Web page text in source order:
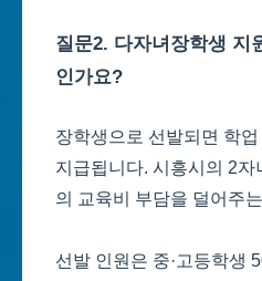
질문2. 다자녀장학생 지
인가요?
장학생으로 선발되면 학업
지급됩니다. 시흥시의 2
의 교육비 부담을 덜어주
선발 인원은 중·고등학생